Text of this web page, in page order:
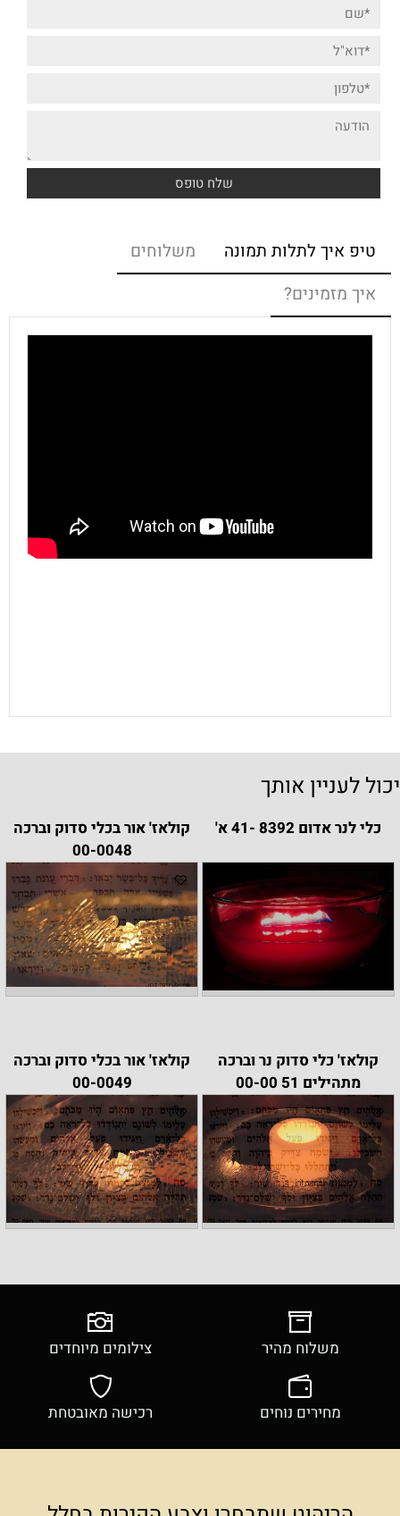
טיפ איך לתלות תמונה
משלוחים
איך מזמינים?
יכול לעניין אותך
כלי לנר אדום 8392 -41 א'
קולאז' אור בכלי סדוק וברכה
00-0048
קולאז' כלי סדוק נר וברכה
מתהילים 51 00-00
קולאז' אור בכלי סדוק וברכה
00-0049
משלוח מהיר צילומים מיוחדים
מחירים נוחים רכישה מאובטחת